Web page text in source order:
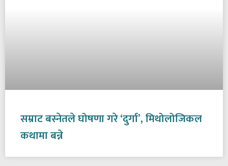
सम्राट बस्नेतले घोषणा गरे ‘दुर्गा’, मिथोलोजिकल
कथामा बन्ने